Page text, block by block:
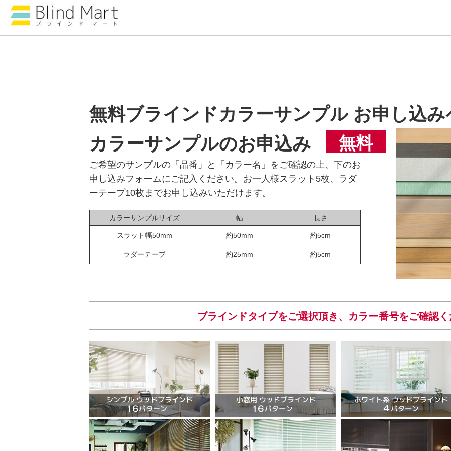
無料ブラインドカラーサンプル お申し込み
カラーサンプルのお申込み
無料
ご希望のサンプルの「品番」と「カラー名」をご確認の上、下のお
申し込みフォームにご記入ください。お一人様スラット5枚、ラダ
ーテープ10枚までお申し込みいただけます。
カラーサンプルサイズ 幅 長さ
スラット幅50mm 約50mm 約5cm
ラダーテープ 約25mm 約5cm
ブラインドタイプをご選択頂き、カラー番号をご確認